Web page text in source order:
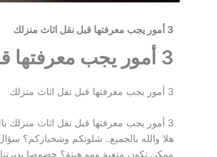
3 أمور يجب معرفتها قبل نقل اثاث منزلك
3 أمور يجب معرفتها قبل نقل اثاث منزلك
3 أمور يجب معرفتها قبل نقل اثاث منزلك
3 أمور يجب معرفتها قبل نقل اثاث منزلك بالكويت
هلا والله بالجميع.. شلونكم
ممكن تكون متعبة ومو هينة؟ خصوصا